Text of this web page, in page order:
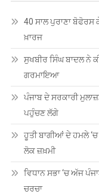
40 ਸਾਲ ਪੁਰਾਣਾ
ਖ਼ਾਰਜ
ਸੁਖਬੀਰ ਸਿੰਘ ਬਾਦਲ ਨੇ
ਗਰਮਾਇਆ
ਪੰਜਾਬ ਦੇ ਸਰਕਾਰੀ
ਪਹੁੰਚਣ ਲੱਗੇ
ਹੂਤੀ ਬਾਗੀਆਂ ਦੇ ਹਮਲੇ
ਲੋਕ ਜ਼ਖ਼ਮੀ
ਵਿਧਾਨ ਸਭਾ ‘ਚ ਅੱਜ
ਚਰਚਾ